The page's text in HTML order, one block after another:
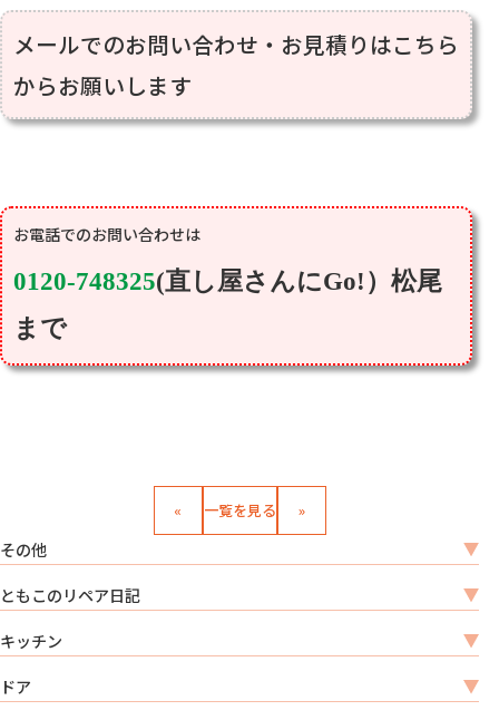
メールでのお問い合わせ・お見積りはこちら
からお願いします
0120-748325(直し屋さんにGo! ）松尾
まで
« 一覧を見る »
その他
ともこのリペア日記
キッチン
ドア